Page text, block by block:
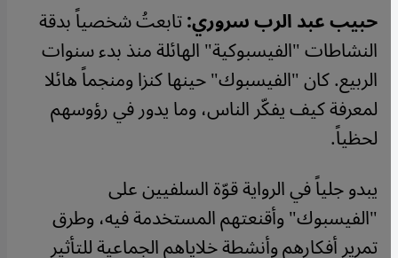
حبيب عبد الرب سروري:تابعتُ شخصياً بدقة
النشاطات "الفيسبوكية" الهائلة منذ بدء سنوات
الربيع. كان "الفيسبوك" حينها كنزا ومنجماً هائلا
لمعرفة كيف يفكّر الناس، وما يدور في رؤوسهم
لحظياً.
يبدو جلياً في الرواية قوّة السلفيين على
"الفيسبوك" وأقنعتهم المستخدمة فيه، وطرق
تمرير أفكارهم وأنشطة خلاياهم الجماعية للتأثير